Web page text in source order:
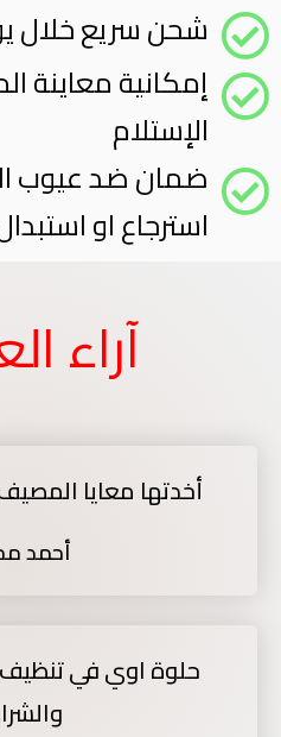
شحن سريع خلال
إمكانية معاينة
الإستلام
ضمان ضد عيوب
استرجاع او
آراء
أخدتها معايا
أحمد
حلوة اوي في تنظيف